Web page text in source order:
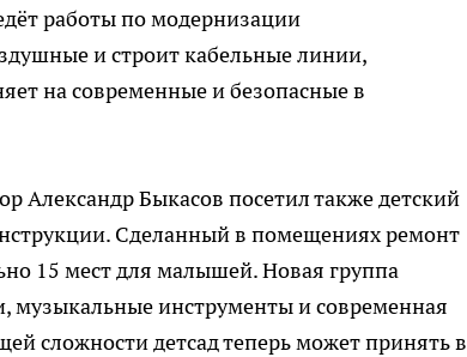
работы по модернизации
и строит кабельные линии,
на современные и безопасные в
Александр Быкасов посетил также детский
Сделанный в помещениях ремонт
15 мест для малышей. Новая группа
музыкальные инструменты и современная
сложности детсад теперь может принять в